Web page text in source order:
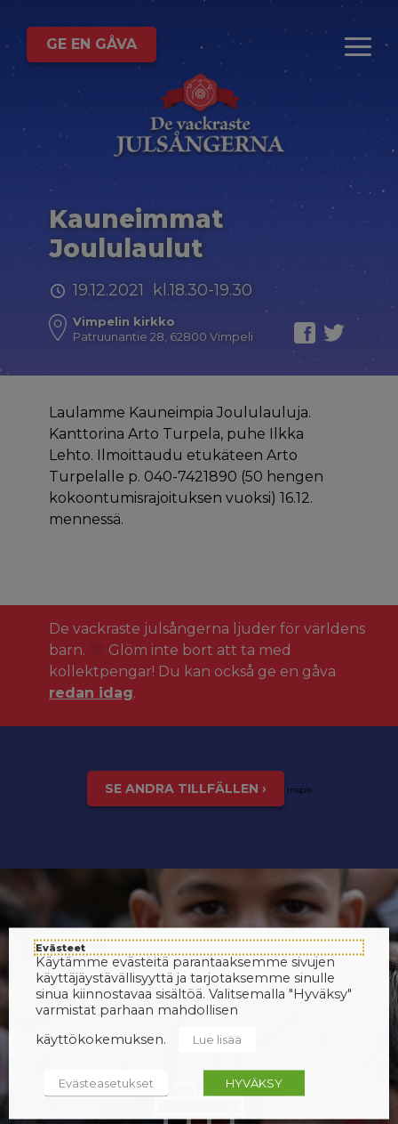
GE EN GÅVA
Kauneimmat
Joululaulut
19.12.2021 kl.18.30-19.30
Vimpelin kirkko
Patruunantie 28, 62800 Vimpeli
Laulamme Kauneimpia Joululauluja.
Kanttorina Arto Turpela, puhe Ilkka
Lehto. Ilmoittaudu etukäteen Arto
Turpelalle p. 040-7421890 (50 hengen
kokoontumisrajoituksen vuoksi) 16.12.
mennessä.
De vackraste julsångerna ljuder för världens
barn.
Glöm inte bort att ta med
kollektpengar! Du kan också ge en gåva
redan idag.
SE ANDRA TILLFÄLLEN › inspis
Evästeet
Käytämme evästeitä parantaaksemme sivujen
käyttäjäystävällisyyttä ja tarjotaksemme sinulle
sinua kiinnostavaa sisältöä. Valitsemalla "Hyväksy"
varmistat parhaan mahdollisen
käyttökokemuksen.
Lue lisää
Evästeasetukset HYVÄKSY